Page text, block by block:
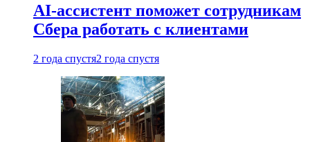
AI-ассистент поможет сотрудникам
Сбера работать с клиентами
2 года спустя2 года спустя